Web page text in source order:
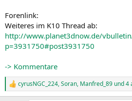
Forenlink:
Weiteres im K10 Thread ab:
http://www.planet3dnow.de/
p=3931750#post3931750
-> Kommentare
R
e
cyrusNGC_224,Soran, Manfred_89 und 4